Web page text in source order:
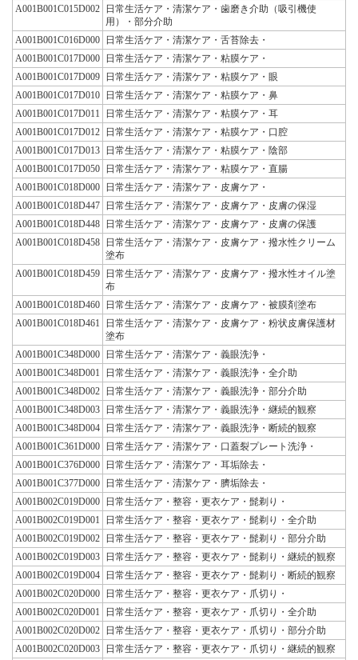
A001B001C015D002
日常生活ケア・清潔ケア・歯磨き介助（吸引機使
用）・部分介助
A001B001C016D000
日常生活ケア・清潔ケア・舌苔除去・
A001B001C017D000
日常生活ケア・清潔ケア・粘膜ケア・
A001B001C017D009
日常生活ケア・清潔ケア・粘膜ケア・眼
A001B001C017D010
日常生活ケア・清潔ケア・粘膜ケア・鼻
A001B001C017D011
日常生活ケア・清潔ケア・粘膜ケア・耳
A001B001C017D012
日常生活ケア・清潔ケア・粘膜ケア・口腔
A001B001C017D013
日常生活ケア・清潔ケア・粘膜ケア・陰部
A001B001C017D050
日常生活ケア・清潔ケア・粘膜ケア・直腸
A001B001C018D000
日常生活ケア・清潔ケア・皮膚ケア・
A001B001C018D447
日常生活ケア・清潔ケア・皮膚ケア・皮膚の保湿
A001B001C018D448
日常生活ケア・清潔ケア・皮膚ケア・皮膚の保護
A001B001C018D458
日常生活ケア・清潔ケア・皮膚ケア・撥水性クリーム
塗布
A001B001C018D459
日常生活ケア・清潔ケア・皮膚ケア・撥水性オイル塗
布
A001B001C018D460
日常生活ケア・清潔ケア・皮膚ケア・被膜剤塗布
A001B001C018D461
日常生活ケア・清潔ケア・皮膚ケア・粉状皮膚保護材
塗布
A001B001C348D000
日常生活ケア・清潔ケア・義眼洗浄・
A001B001C348D001
日常生活ケア・清潔ケア・義眼洗浄・全介助
A001B001C348D002
日常生活ケア・清潔ケア・義眼洗浄・部分介助
A001B001C348D003
日常生活ケア・清潔ケア・義眼洗浄・継続的観察
A001B001C348D004
日常生活ケア・清潔ケア・義眼洗浄・断続的観察
A001B001C361D000
日常生活ケア・清潔ケア・口蓋裂プレート洗浄・
A001B001C376D000
日常生活ケア・清潔ケア・耳垢除去・
A001B001C377D000
日常生活ケア・清潔ケア・臍垢除去・
A001B002C019D000
日常生活ケア・整容・更衣ケア・髭剃り・
A001B002C019D001
日常生活ケア・整容・更衣ケア・髭剃り・全介助
A001B002C019D002
日常生活ケア・整容・更衣ケア・髭剃り・部分介助
A001B002C019D003
日常生活ケア・整容・更衣ケア・髭剃り・継続的観察
A001B002C019D004
日常生活ケア・整容・更衣ケア・髭剃り・断続的観察
A001B002C020D000
日常生活ケア・整容・更衣ケア・爪切り・
A001B002C020D001
日常生活ケア・整容・更衣ケア・爪切り・全介助
A001B002C020D002
日常生活ケア・整容・更衣ケア・爪切り・部分介助
A001B002C020D003
日常生活ケア・整容・更衣ケア・爪切り・継続的観察